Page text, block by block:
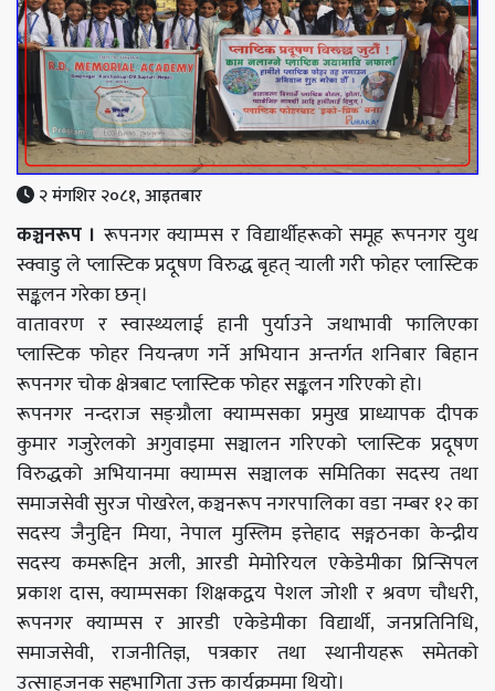
२ मंगशिर २०८१, आइतबार
कञ्चनरूप । रूपनगर क्याम्पस र विद्यार्थीहरूको समूह रूपनगरयुथ
स्क्वाडुलेप्लास्टिकप्रदूषणविरुद्धबृहत्र्‍यालीगरी फोहरप्लास्टिक
सङ्कलन गरेका छन्।
वातावरण र स्वास्थ्यलाई हानी पुर्याउने जथाभावी फालिएका
प्लास्टिक फोहर नियन्त्रण गर्ने अभियान अन्तर्गत शनिबार बिहान
रूपनगर चोक क्षेत्रबाटप्लास्टिकफोहर सङ्कलन गरिएको हो।
रूपनगर नन्दराजसङ्ग्रौला क्याम्पसका प्रमुख प्राध्यापक दीपक
कुमार गजुरेलको अगुवाइमा सञ्चालन गरिएकोप्लास्टिक प्रदूषण
विरुद्धको अभियानमा क्याम्पस सञ्चालक समितिका सदस्य तथा
समाजसेवीसुरजपोखरेल, कञ्चनरूप नगरपालिका वडा नम्बर १२ का
सदस्यजैनुद्दिन मिया, नेपाल मुस्लिमइत्तेहाद सङ्गठनकाकेन्द्रीय
सदस्य कमरूद्दिनअली, आरडीमेमोरियल एकेडेमीका प्रिन्सिपल
प्रकाश दास, क्याम्पसका शिक्षकद्वय पेशल जोशी र श्रवण चौधरी,
रूपनगर क्याम्पस र आरडी एकेडेमीका विद्यार्थी, जनप्रतिनिधि,
समाजसेवी, राजनीतिज्ञ, पत्रकार तथा स्थानीयहरू समेतको
उत्साहजनक सहभागिता उक्त कार्यक्रममा थियो।